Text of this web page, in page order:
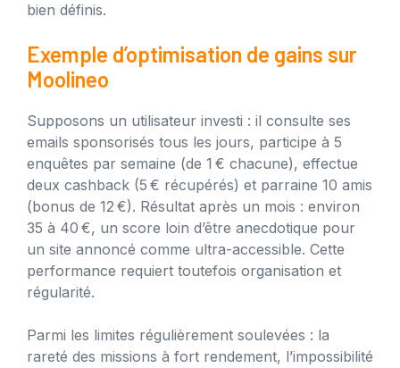
bien définis.
Exemple d’optimisation de gains sur
Moolineo
Supposons un utilisateur investi : il consulte ses
emails sponsorisés tous les jours, participe à 5
enquêtes par semaine (de 1 € chacune), effectue
deux cashback (5 € récupérés) et parraine 10 amis
(bonus de 12 €). Résultat après un mois : environ
35 à 40 €, un score loin d’être anecdotique pour
un site annoncé comme ultra-accessible. Cette
performance requiert toutefois organisation et
régularité.
Parmi les limites régulièrement soulevées : la
rareté des missions à fort rendement, l’impossibilité